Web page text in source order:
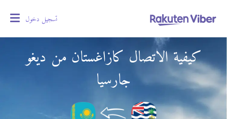
تسجيل دخول
كيفية الاتصال كازاغستان من ديغو
جارسيا